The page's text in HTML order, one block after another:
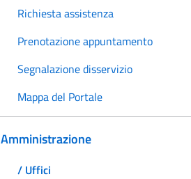
Richiesta assistenza
Prenotazione appuntamento
Segnalazione disservizio
Mappa del Portale
Amministrazione
/ Uffici